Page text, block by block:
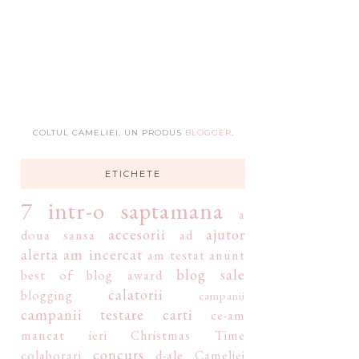
COLTUL CAMELIEI. UN PRODUS BLOGGER.
ETICHETE
7 intr-o saptamana
a
doua sansa
accesorii ad
ajutor
alerta am incercat am testat anunt
best of
blog award blog sale
blogging calatorii campanii
campanii testare carti
ce-am
mancat ieri
Christmas Time
colaborari
concurs d-ale Cameliei